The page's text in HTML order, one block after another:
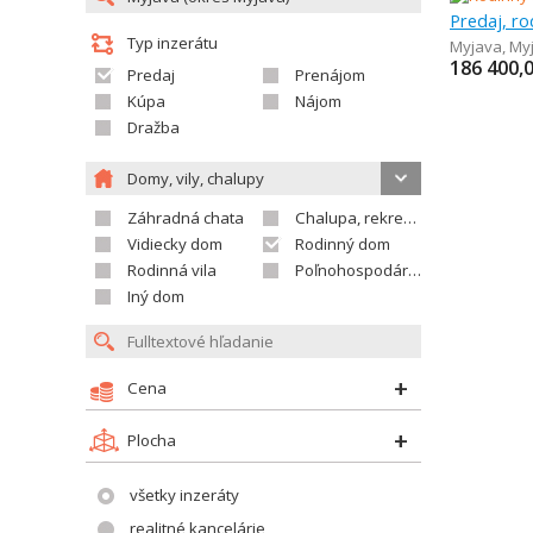
Typ inzerátu
Predaj
Prenájom
Kúpa
Nájom
Dražba
Domy, vily, chalupy
Záhradná chata
Chalupa, rekreačný domček
Vidiecky dom
Rodinný dom
Rodinná vila
Poľnohospodárska usadlosť
Iný dom
Cena
Plocha
všetky inzeráty
realitné kancelárie
Predaj,
Myjava,
186